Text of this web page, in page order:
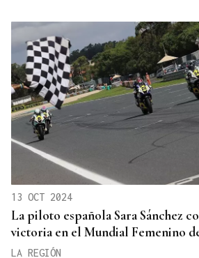
13 OCT 2024
La piloto española Sara Sánchez
victoria en el Mundial Femenino
LA REGIÓN